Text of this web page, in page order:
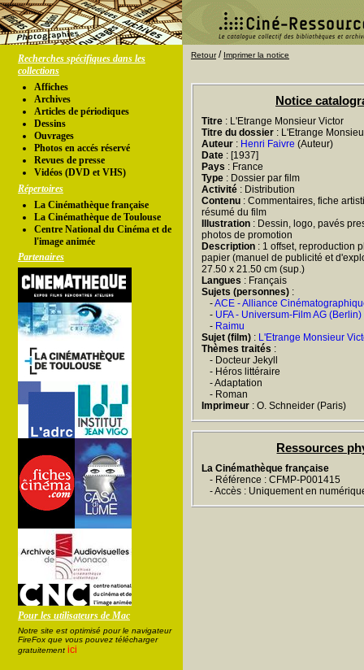
Recherches spécifiques dans les
collections
Affiches
Archives
Articles de périodiques
Dessins
Ouvrages
Photos en accés réservé
Revues de presse
Vidéos (DVD et VHS)
Répertoires
La Cinémathèque française
La Cinémathèque de Toulouse
Centre National du Cinéma et de
l'image animée
Partenaires
Pour les utilisateurs de Mac
Notre site est optimisé pour le navigateur
FireFox que vous pouvez télécharger
gratuitement ici
Retour/ Imprimer la notice
Notice
Titre : L'Etrange Monsieur Victor
Titre du dossier : L'Etrange
Auteur : Henri Faivre (Auteur)
Date : [1937]
Pays : France
Type : Dossier par film
Activité : Distribution
Contenu : Commentaires, fiche
résumé du film
Illustration : Dessin, logo, pavés
photos de promotion
Description : 1 offset, reproduction
papier (manuel de publicité et
27.50 x 21.50 cm (sup.)
Langues : Français
Sujets (personnes) :
-ACE - Alliance
- UFA - Universum-Film AG (Berlin)
- Raimu
Sujet (film) : L'Etrange Monsieur
Thèmes traités :
- Docteur Jekyll
- Héros littéraire
- Adaptation
- Roman
Imprimeur : O. Schneider (Paris)
Ressources
La Cinémathèque française
- Référence : CFMP-P001415
- Accès : Uniquement en